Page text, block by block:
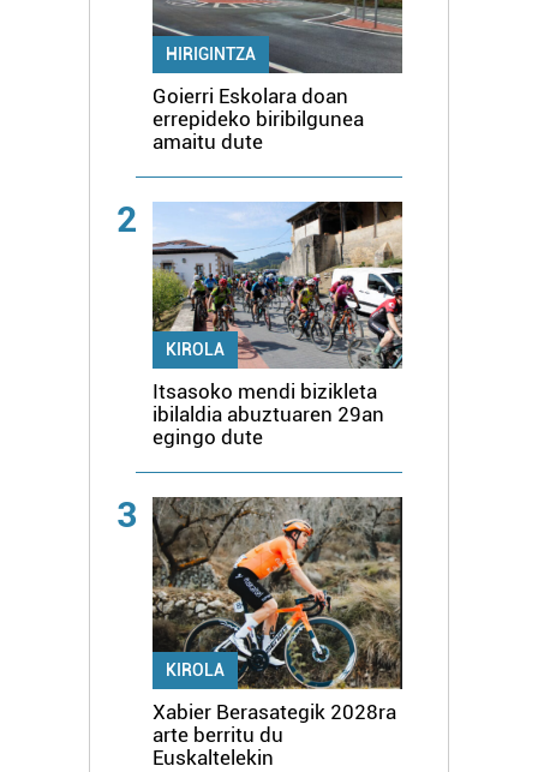
HIRIGINTZA
Goierri Eskolara doan
errepideko biribilgunea
amaitu dute
2
KIROLA
Itsasoko mendi bizikleta
ibilaldia abuztuaren 29an
egingo dute
3
KIROLA
Xabier Berasategik 2028ra
arte berritu du
Euskaltelekin